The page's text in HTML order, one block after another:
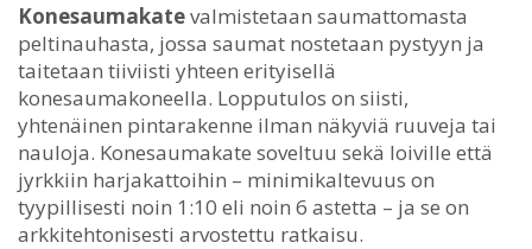
Konesaumakatevalmistetaan saumattomasta
peltinauhasta, jossa saumat nostetaan pystyyn ja
taitetaan tiiviisti yhteen erityisellä
konesaumakoneella. Lopputulos on siisti,
yhtenäinen pintarakenne ilman näkyviä ruuveja tai
nauloja. Konesaumakate soveltuu sekä loiville että
jyrkkiin harjakattoihin – minimikaltevuus on
tyypillisesti noin 1:10 eli noin 6 astetta – ja se on
arkkitehtonisesti arvostettu ratkaisu.